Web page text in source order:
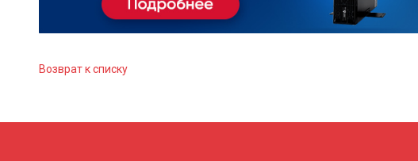
Возврат к списку